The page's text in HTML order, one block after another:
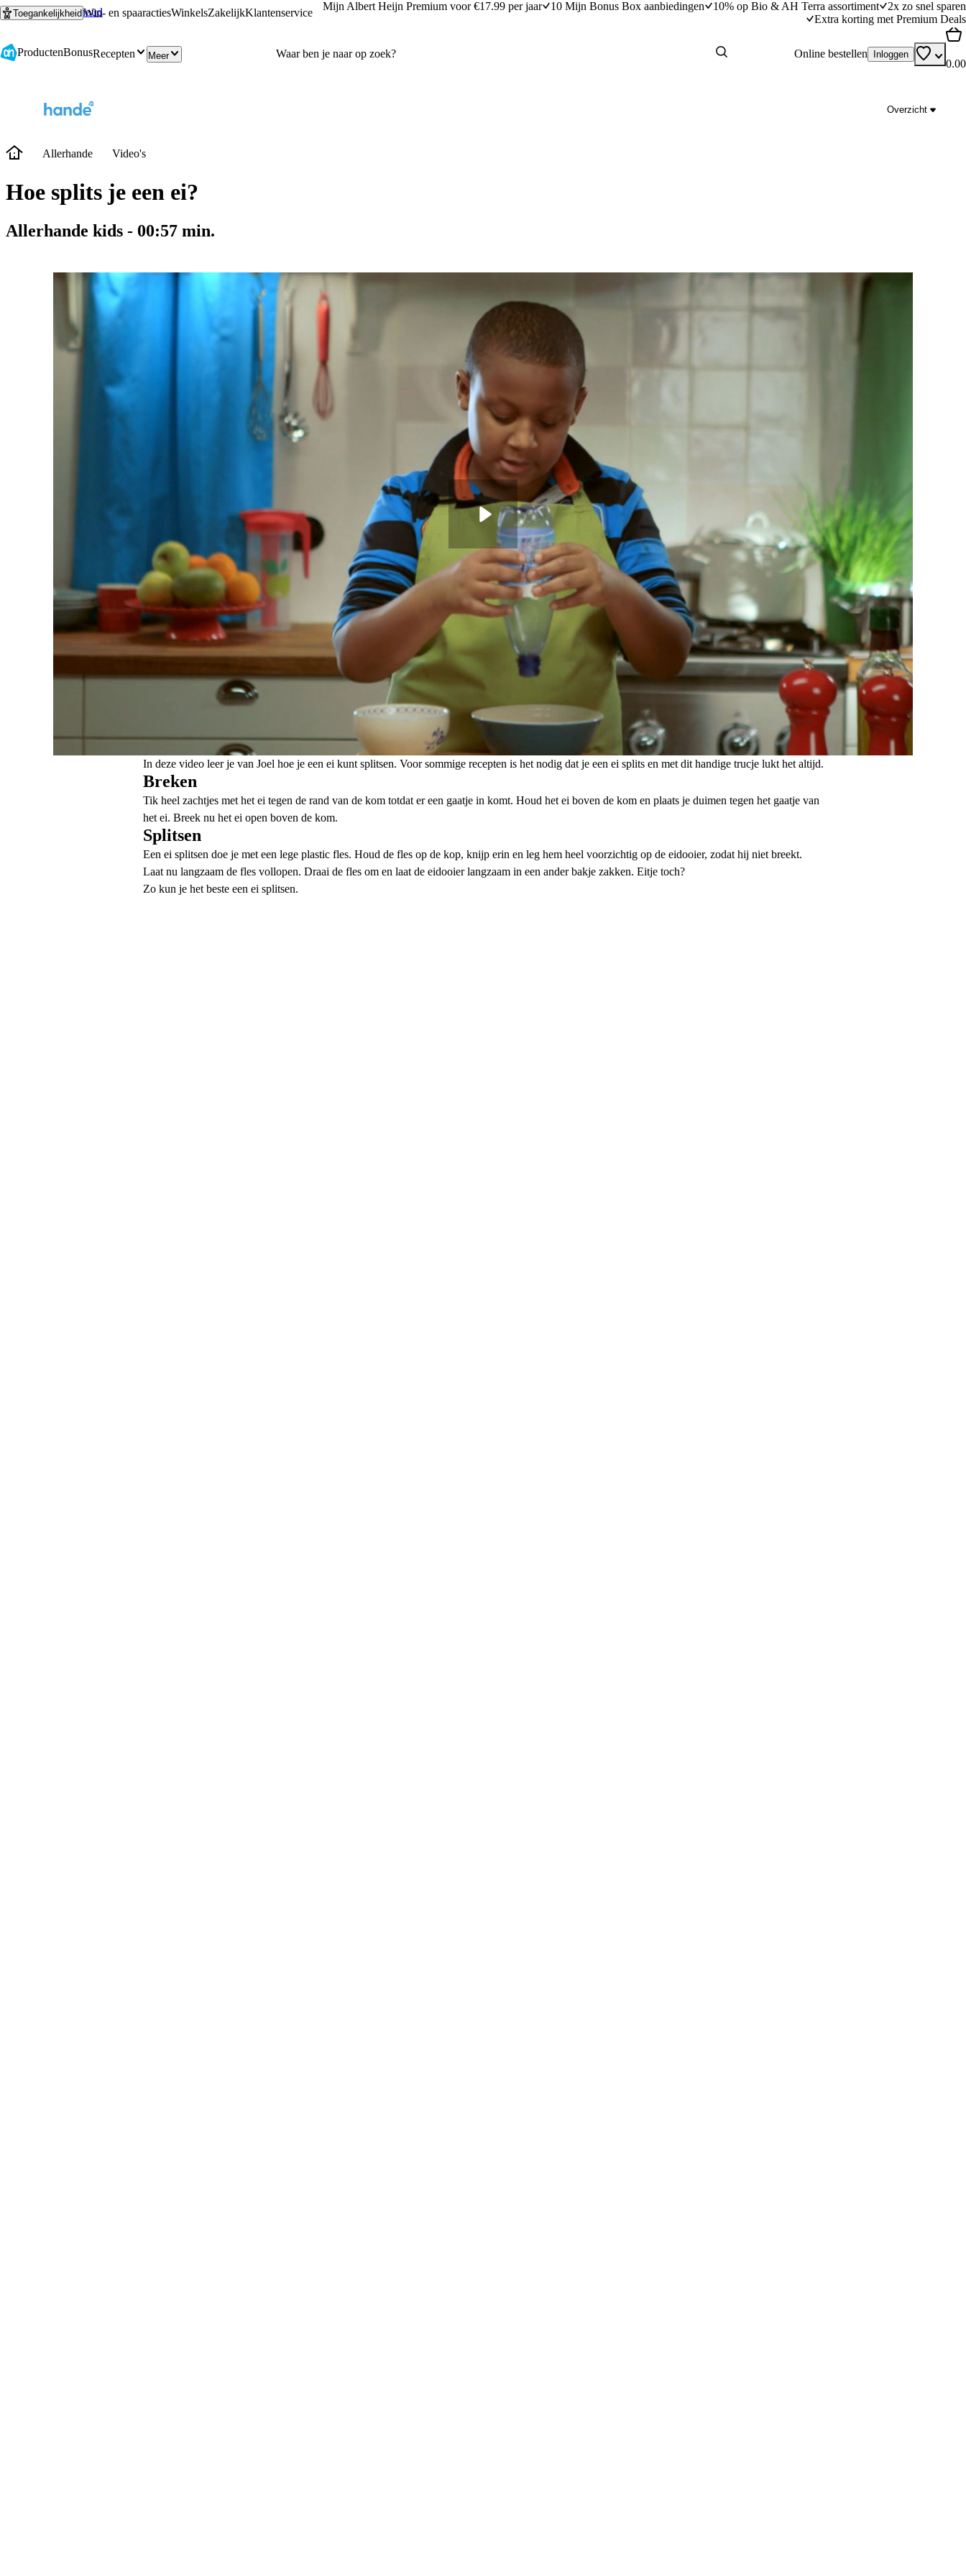
Ga naar hoofdinhoud
Ga naar zoeken
ToegankelijkheidWin- en spaaractiesWinkelsZakelijkKlantenservice
Mijn Albert Heijn Premium voor €17.99 per jaar 10 Mijn Bonus Box aanbiedingen 10% op Bio & AH Terra assortiment
2x zo snel sparen
Extra korting met Premium Deals
ProductenBonusRecepten Meer Online bestellen Inloggen
0.00
Overzicht
Allerhande Video's
Hoe splits je een ei?
Allerhande kids - 00:57 min.
In deze video leer je van Joel hoe je een ei kunt splitsen. Voor sommige recepten is het nodig dat je een ei splits en met dit handige trucje lukt het altijd.
Breken
Tik heel zachtjes met het ei tegen de rand van de kom totdat er een gaatje in komt. Houd het ei boven de kom en plaats je duimen tegen het gaatje van
het ei. Breek nu het ei open boven de kom.
Splitsen
Een ei splitsen doe je met een lege plastic fles. Houd de fles op de kop, knijp erin en leg hem heel voorzichtig op de eidooier, zodat hij niet breekt.
Laat nu langzaam de fles vollopen. Draai de fles om en laat de eidooier langzaam in een ander bakje zakken. Eitje toch?
Zo kun je het beste een ei splitsen.